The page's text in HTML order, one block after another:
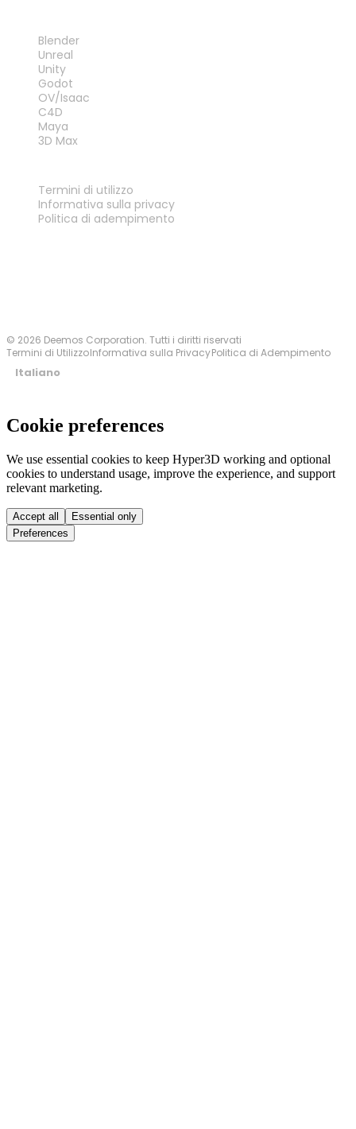
Blender
Unreal
Unity
Godot
OV/Isaac
C4D
Maya
3D Max
Termini di utilizzo
Informativa sulla privacy
Politica di adempimento
© 2026 Deemos Corporation. Tutti i diritti riservati
Termini di UtilizzoInformativa sulla PrivacyPolitica di Adempimento
Italiano
Cookie preferences
We use essential cookies to keep Hyper3D working and optional
cookies to understand usage, improve the experience, and support
relevant marketing.
Accept all
Essential only
Preferences